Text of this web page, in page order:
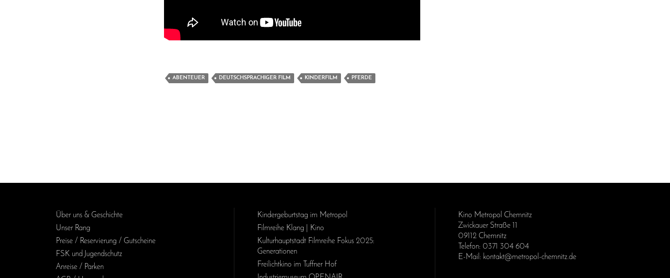
ABENTEUER DEUTSCHSPRACHIGER FILM KINDERFILM PFERDE
Über uns & Geschichte
Unser Rang
Preise / Reservierung / Gutscheine
FSK und Jugendschutz
Anreise / Parken
Kinder­geburts­tag im Metropol
Filmreihe Klang | Kino
Kulturhauptstadt Filmreihe Fokus 2025:
Generationen
Freilichtkino im Tuffner Hof
Kino Metropol Chemnitz
Zwickauer Straße 11
09112 Chemnitz
Telefon: 0371 304 604
E-Mail: kontakt@metropol-chemnitz.de